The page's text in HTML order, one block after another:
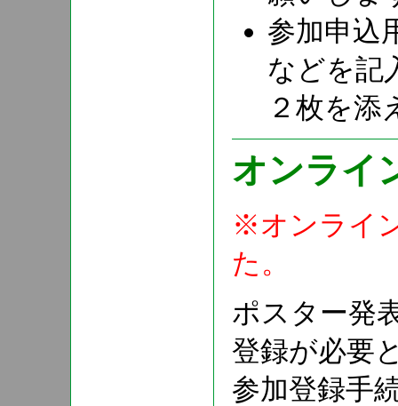
参加申込
などを記
２枚を添
オンライ
※オンライ
た。
ポスター発
登録が必要
参加登録手